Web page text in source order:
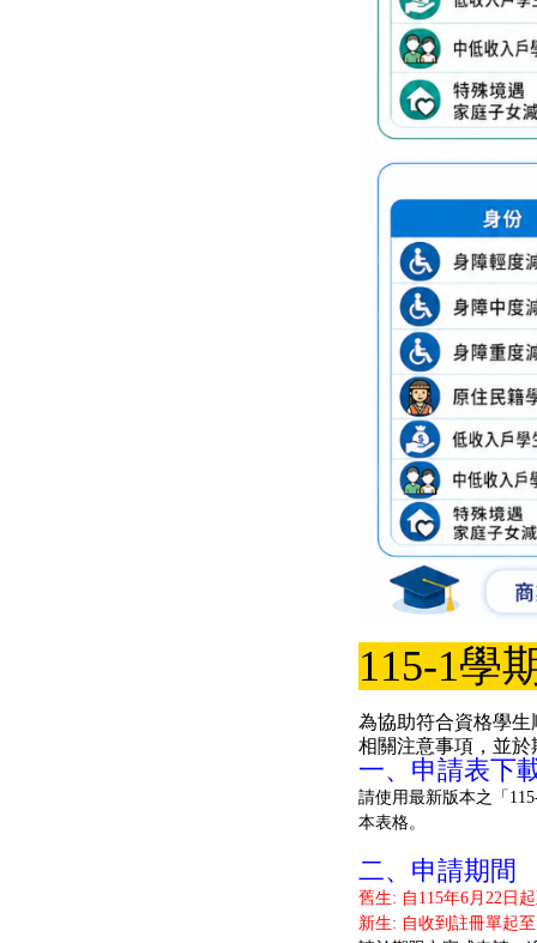
115-1學
為協助符合資格學
相關注意事項，並
一、申請表下
請使用最新版本之「
本表格。
二、申請期間
舊生: 自115年6月22日
新生: 自收到註冊單起